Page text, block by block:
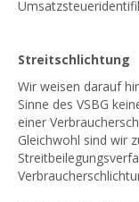
Streitschlichtung
Wir weisen darauf
Sinne des VSBG
einer
Gleichwohl sind wir